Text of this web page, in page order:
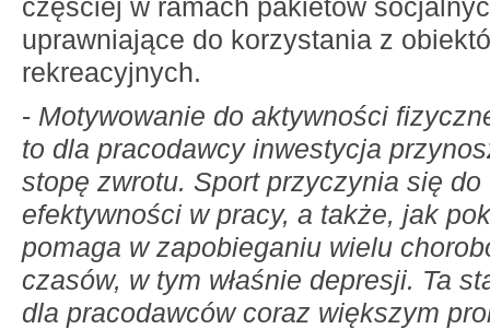
częściej w ramach pakietów
uprawniające do korzystania z
rekreacyjnych.
- Motywowanie do aktywności
to dla pracodawcy inwestycja
stopę zwrotu. Sport przyczynia się do
efektywności w pracy, a także, jak
pomaga w zapobieganiu wielu
czasów, w tym właśnie depresji. Ta
dla pracodawców coraz większym